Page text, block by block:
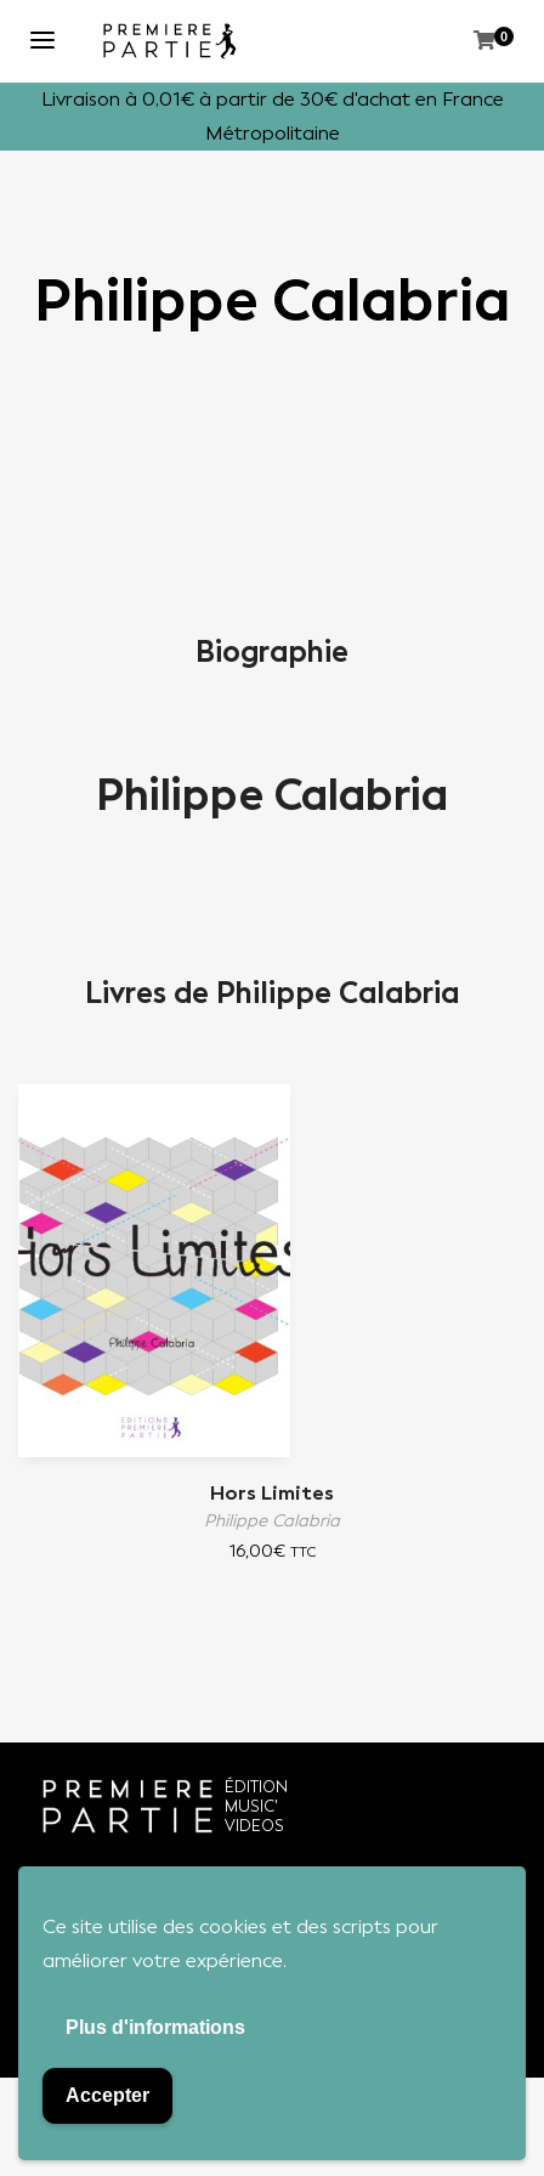
Ce site utilise des cookies et des scripts pour
améliorer votre expérience.
Plus d'informations
Accepter
0
Livraison à 0,01€ à partir de 30€ d'achat en France
Métropolitaine
Philippe Calabria
Biographie
Philippe Calabria
Livres de Philippe Calabria
Hors Limites
Philippe Calabria
16,00€ TTC
ÉDITION
MUSIC'
VIDEOS
Conditions générales de vente
Bienvenue sur notre boutique !